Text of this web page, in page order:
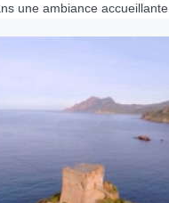
une ambiance accueillante.